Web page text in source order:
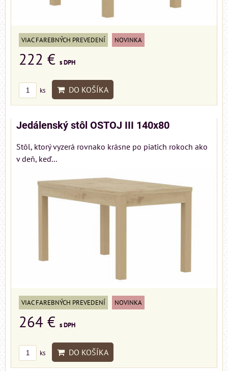
VIAC FAREBNÝCH PREVEDENÍ NOVINKA
222 € s DPH
ks DO KOŠÍKA
Jedálenský stôl OSTOJ III 140x80
Stôl, ktorý vyzerá rovnako krásne po piatich rokoch ako
v deň, keď...
VIAC FAREBNÝCH PREVEDENÍ NOVINKA
264 € s DPH
ks DO KOŠÍKA